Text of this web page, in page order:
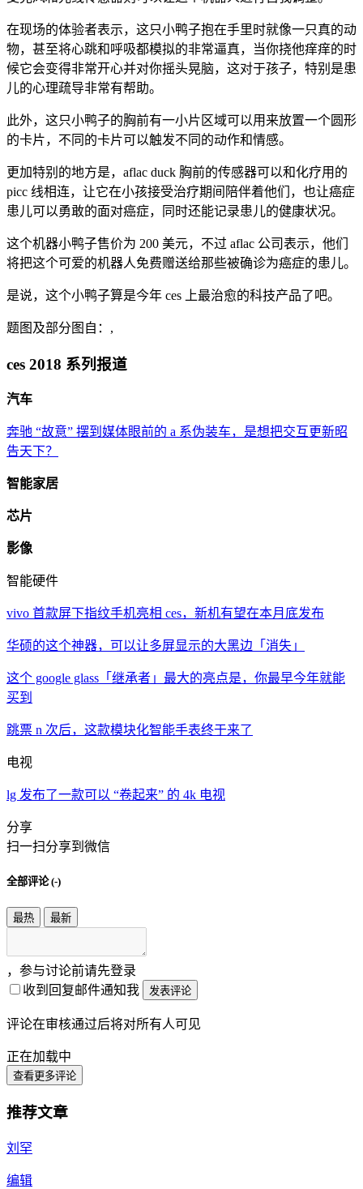
在现场的体验者表示，这只小鸭子抱在手里时就像一只真的动
物，甚至将心跳和呼吸都模拟的非常逼真，当你挠他痒痒的时
候它会变得非常开心并对你摇头晃脑，这对于孩子，特别是患
儿的心理疏导非常有帮助。
此外，这只小鸭子的胸前有一小片区域可以用来放置一个圆形
的卡片，不同的卡片可以触发不同的动作和情感。
更加特别的地方是，aflac duck 胸前的传感器可以和化疗用的
picc 线相连，让它在小孩接受治疗期间陪伴着他们，也让癌症
患儿可以勇敢的面对癌症，同时还能记录患儿的健康状况。
这个机器小鸭子售价为 200 美元，不过 aflac 公司表示，他们
将把这个可爱的机器人免费赠送给那些被确诊为癌症的患儿。
是说，这个小鸭子算是今年 ces 上最治愈的科技产品了吧。
题图及部分图自：,
ces 2018 系列报道
汽车
奔驰 “故意” 摆到媒体眼前的 a 系伪装车，是想把交互更新昭
告天下？
智能家居
芯片
影像
智能硬件
vivo 首款屏下指纹手机亮相 ces，新机有望在本月底发布
华硕的这个神器，可以让多屏显示的大黑边「消失」
这个 google glass「继承者」最大的亮点是，你最早今年就能
买到
跳票 n 次后，这款模块化智能手表终于来了
电视
lg 发布了一款可以 “卷起来” 的 4k 电视
分享
扫一扫分享到微信
全部评论 (-)
最热 最新
，参与讨论前请先登录
收到回复邮件通知我
发表评论
评论在审核通过后将对所有人可见
正在加载中
查看更多评论
推荐文章
刘罕
编辑